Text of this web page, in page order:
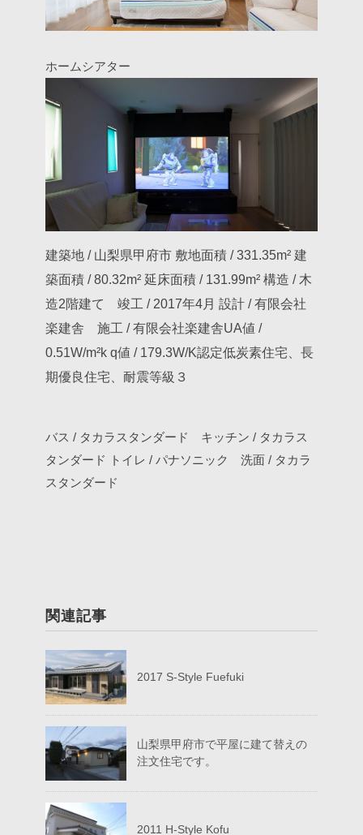
ホームシアター
建築地 / 山梨県甲府市 敷地面積 / 331.35m² 建
築面積 / 80.32m² 延床面積 / 131.99m² 構造 / 木
造2階建て 竣工 / 2017年4月 設計 / 有限会社
楽建舎 施工 / 有限会社楽建舎UA値 /
0.51W/m²k q値 / 179.3W/K認定低炭素住宅、長
期優良住宅、耐震等級３
バス / タカラスタンダード キッチン / タカラス
タンダード
トイレ / パナソニック 洗面 / タカラ
スタンダード
関連記事
2017 S-Style Fuefuki
山梨県甲府市で平屋に建て替えの
注文住宅です。
2011 H-Style Kofu